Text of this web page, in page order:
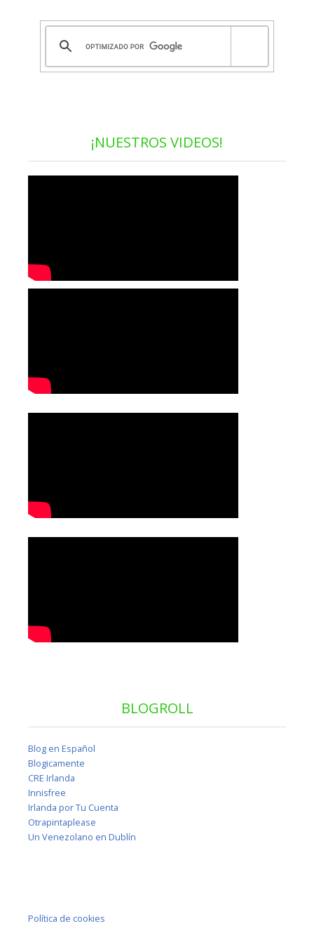
¡NUESTROS VIDEOS!
BLOGROLL
Blog en Español
Blogicamente
CRE Irlanda
Innisfree
Irlanda por Tu Cuenta
Otrapintaplease
Un Venezolano en Dublín
Política de cookies